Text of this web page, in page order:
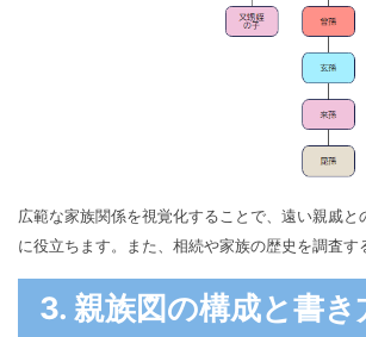
広範な家族関係を視覚化することで、遠い親戚と
に役立ちます。また、相続や家族の歴史を調査す
3. 親族図の構成と書き